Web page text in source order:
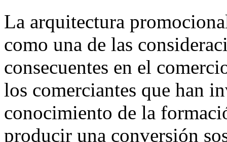
La arquitectura
como una de las
consecuentes en el
los comerciantes que han
conocimiento de la
producir una conversión